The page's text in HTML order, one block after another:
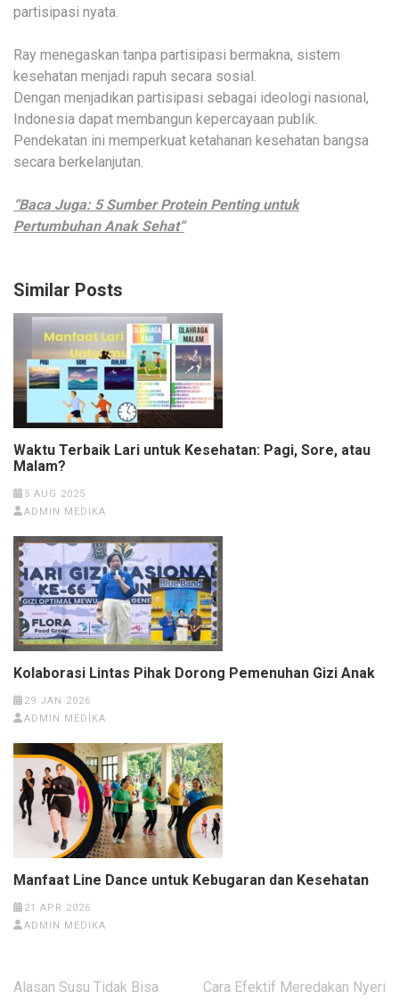
partisipasi nyata.
Ray menegaskan tanpa partisipasi bermakna, sistem
kesehatan menjadi rapuh secara sosial.
Dengan menjadikan partisipasi sebagai ideologi nasional,
Indonesia dapat membangun kepercayaan publik.
Pendekatan ini memperkuat ketahanan kesehatan bangsa
secara berkelanjutan.
“Baca Juga: 5 Sumber Protein Penting untuk
Pertumbuhan Anak Sehat“
Similar Posts
Waktu Terbaik Lari untuk Kesehatan: Pagi, Sore, atau
Malam?
5 AUG 2025
ADMIN MEDIKA
Kolaborasi Lintas Pihak Dorong Pemenuhan Gizi Anak
29 JAN 2026
ADMIN MEDIKA
Manfaat Line Dance untuk Kebugaran dan Kesehatan
21 APR 2026
ADMIN MEDIKA
Post
Alasan Susu Tidak Bisa Cara Efektif Meredakan Nyeri